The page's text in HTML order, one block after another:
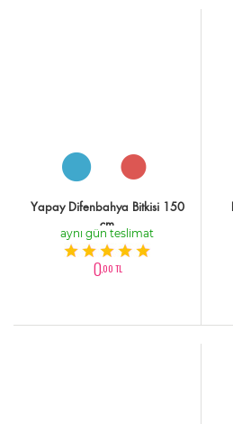
Yapay Difenbahya Bitkisi 150
cm
aynı gün teslimat
0,00 TL